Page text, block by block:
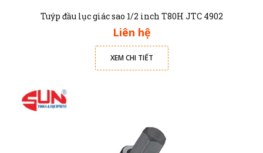
Tuýp đầu lục giác sao 1/2 inch T80H JTC 4902
Liên hệ
XEM CHI TIẾT